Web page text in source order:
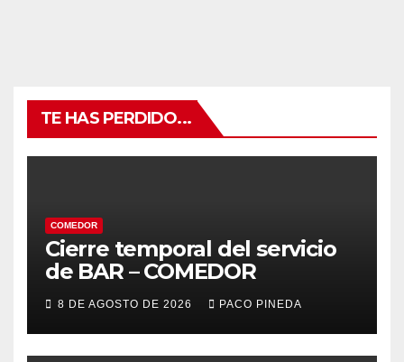
TE HAS PERDIDO...
COMEDOR
Cierre temporal del servicio
de BAR – COMEDOR
8 DE AGOSTO DE 2026 PACO PINEDA